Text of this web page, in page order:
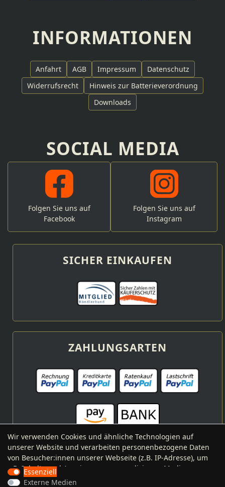
INFORMATIONEN
Anfahrt AGB Impressum
Datenschutz
Widerrufsrecht
Hinweis zur Batterieverordnung
Downloads
SOCIAL MEDIA
Folgen Sie uns auf
Facebook
Folgen Sie uns auf
Instagram
SICHER EINKAUFEN
ZAHLUNGSARTEN
VERSANDARTEN
Wir verwenden Cookies und ähnliche Technologien auf
unserer Website und verarbeiten personenbezogene Daten
von Besucher:innen unserer Webseite (z.B. IP-Adresse), um
z.B. Inhalte und Anzeigen zu personalisieren, Medien von
Drittanbietern einzubinden oder Zugriffe auf unsere
Essenziell
Externe Medien